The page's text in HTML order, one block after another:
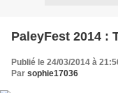
PaleyFest 2014 :
Publié le 24/03/2014 à
Par sophie17036